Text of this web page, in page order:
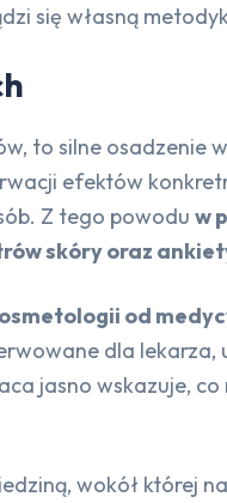
się własną
to silne
efektów
Z tego powodu w
skóry oraz
od
dla
jasno wskazuje,
wokół której